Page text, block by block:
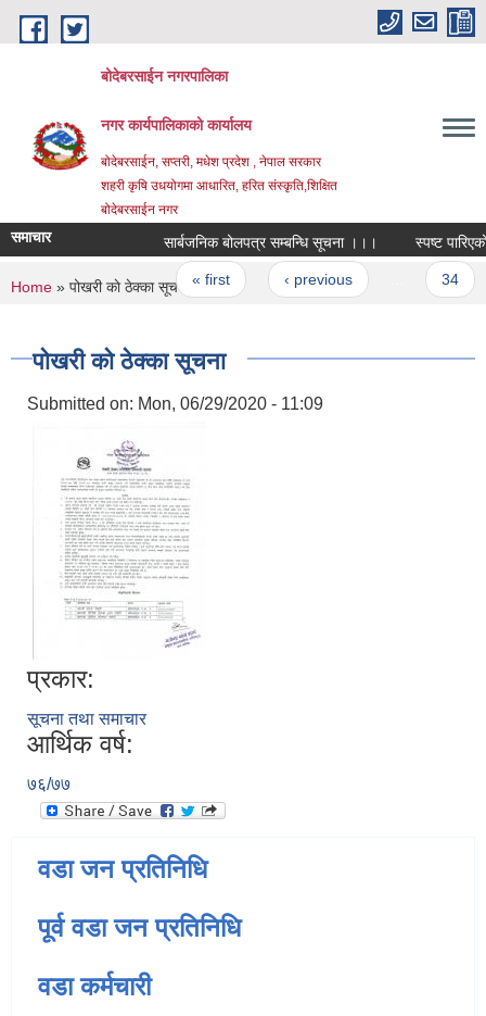
Skip to main content
बोदेबरसाईन नगरपालिका
नगर कार्यपालिकाको कार्यालय
बोदेबरसाईन, सप्तरी, मधेश प्रदेश , नेपाल सरकार
शहरी कृषि उधयोगमा आधारित, हरित संस्कृति,शिक्षित
बोदेबरसाईन नगर
समाचार सार्बजनिक बोलपत्र सम्बन्धि सूचना ।।। स्पष्ट
Pages
« first ‹ previous
You are here
Home » पोखरी काे ठेक्का सूचना
पोखरी काे ठेक्का सूचना
Submitted on: Mon, 06/29/2020 - 11:09
प्रकार:
सूचना तथा समाचार
आर्थिक वर्ष:
७६/७७
वडा जन प्रतिनिधि
पूर्व वडा जन प्रतिनिधि
वडा कर्मचारी